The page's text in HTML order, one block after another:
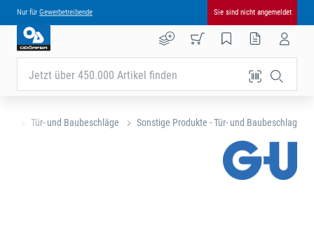
Nur für Gewerbetreibende Sie sind nicht angemeldet
Jetzt über 450.000 Artikel finden
Tür- und Baubeschläge Sonstige Produkte - Tür- und Baubeschlag